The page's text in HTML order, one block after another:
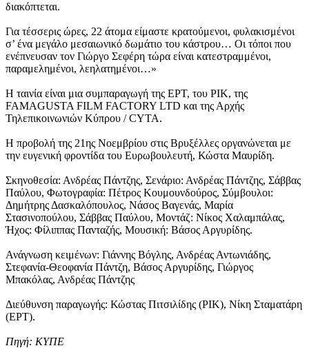
διακόπτεται.
Για τέσσερις ώρες, 22 άτομα είμαστε κρατούμενοι, φυλακισμένοι
σ’ ένα μεγάλο μεσαιωνικό δωμάτιο του κάστρου… Οι τόποι που
ενέπνευσαν τον Γιώργο Σεφέρη τώρα είναι κατεστραμμένοι,
παραμελημένοι, λεηλατημένοι…»
Η ταινία είναι μια συμπαραγωγή της ΕΡΤ, του ΡΙΚ, της
FAMAGUSTA FILM FACTORY LTD και της Αρχής
Τηλεπικοινωνιών Κύπρου / CYTA.
Η προβολή της 21ης Νοεμβρίου στις Βρυξέλλες οργανώνεται με
την ευγενική φροντίδα του Ευρωβουλευτή, Κώστα Μαυρίδη.
Σκηνοθεσία: Ανδρέας Πάντζης, Σενάριο: Ανδρέας Πάντζης, Σάββας
Παύλου, Φωτογραφία: Πέτρος Κουμουνδούρος, Σύμβουλοι:
Δημήτρης Δασκαλόπουλος, Νάσος Βαγενάς, Μαρία
Στασινοπούλου, Σάββας Παύλου, Μοντάζ: Νίκος Χαλαμπάλας,
Ήχος: Φίλιππας Πανταζής, Μουσική: Βάσος Αργυρίδης.
Ανάγνωση κειμένων: Γιάννης Βόγλης, Ανδρέας Αντωνιάδης,
Στεφανία-Θεοφανία Πάντζη, Βάσος Αργυρίδης, Γιώργος
Μπακόλας, Ανδρέας Πάντζης
Διεύθυνση παραγωγής: Κώστας Πιτσιλίδης (ΡΙΚ), Νίκη Σταματάρη
(ΕΡΤ).
Πηγή: ΚΥΠΕ